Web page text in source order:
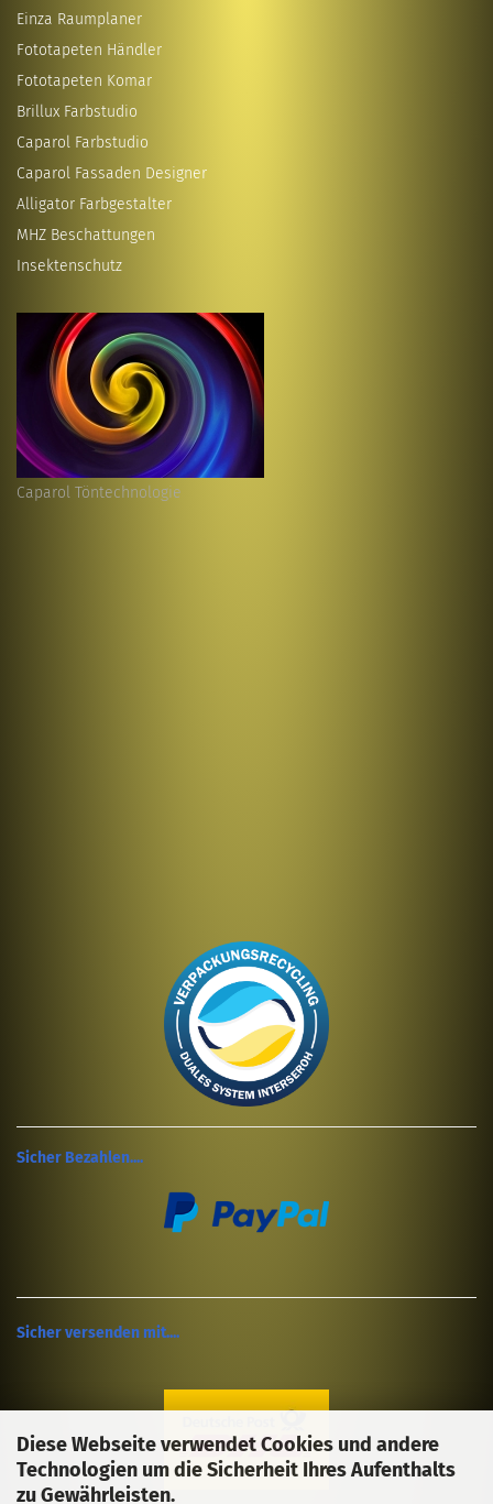
Diese Webseite verwendet Cookies und andere
Technologien um die Sicherheit Ihres Aufenthalts
zu Gewährleisten.
Einza Raumplaner
Fototapeten Händler
Fototapeten Komar
Brillux Farbstudio
Caparol Farbstudio
Caparol Fassaden Designer
Alligator Farbgestalter
MHZ Beschattungen
Insektenschutz
Caparol Töntechnologie
Sicher Bezahlen....
Sicher versenden mit....